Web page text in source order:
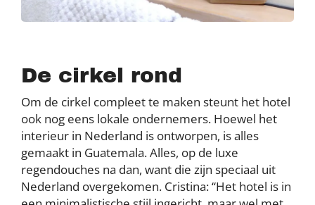
De cirkel rond
Om de cirkel compleet te maken steunt het hotel
ook nog eens lokale ondernemers. Hoewel het
interieur in Nederland is ontworpen, is alles
gemaakt in Guatemala. Alles, op de luxe
regendouches na dan, want die zijn speciaal uit
Nederland overgekomen. Cristina: “Het hotel is in